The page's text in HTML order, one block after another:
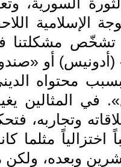
الإسلامية
تشخّص مشكلتنا
أو
محتواه
في المثالين
وتجاربه،
مثلما
وبعده، ولكن